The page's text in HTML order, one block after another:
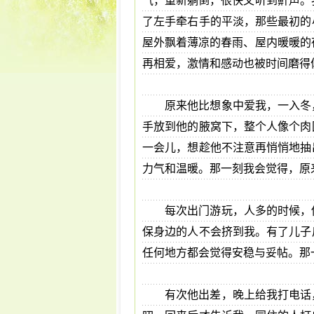
了左手牵右手的平淡，那些最初
屋外飘着薄凉的春雨、屋内暖暖
再相爱，激情和感动也被时间磨
原来他比想象中爱我，一入
手放到他的腋窝下，整个人像个
一会儿，想趁他不注意再悄悄地
力气和温暖。那一刻我会觉得，
每次出门游玩，人多的时候
保身边的人不会挤到我。有了儿
任何地方都会觉得安稳与妥帖。
有次他出差，晚上给我打电